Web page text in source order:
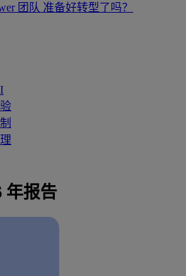
团队 准备好转型了吗？
年报告